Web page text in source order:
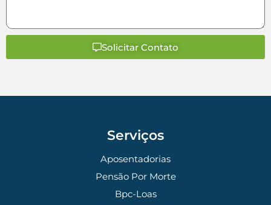
Solicitar Contato
Serviços
Aposentadorias
Pensão Por Morte
Bpc-Loas